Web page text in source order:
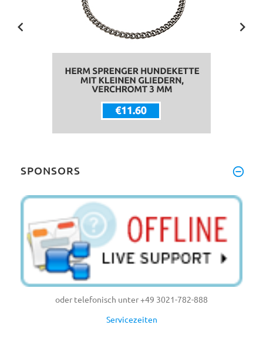
SPONSORS
oder telefonisch unter +49 3021-782-888
Servicezeiten